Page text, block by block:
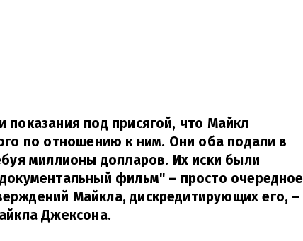
под присягой, что Майкл
по отношению к ним. Они оба подали в
миллионы долларов. Их иски были
фильм" – просто очередное
Майкла, дискредитирующих его, –
Джексона.